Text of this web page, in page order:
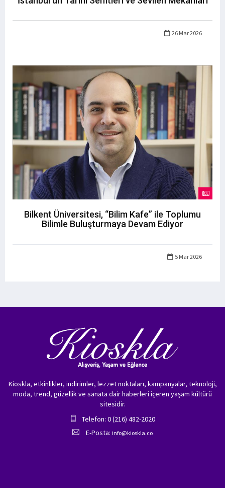
26 Mar 2026
Bilkent Üniversitesi, “Bilim Kafe” ile Toplumu
Bilimle Buluşturmaya Devam Ediyor
5 Mar 2026
Kioskla, etkinlikler, indirimler, lezzet noktaları, kampanyalar, teknoloji,
moda, trend, güzellik ve sanata dair haberleri içeren yaşam kültürü
sitesidir.
Telefon: 0 (216) 482-2020
E-Posta: info@kioskla.co